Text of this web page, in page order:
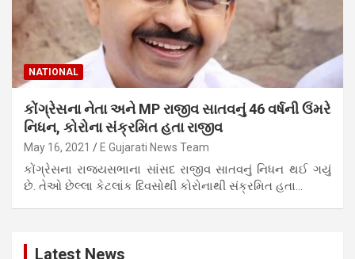
NATIONAL
કોંગ્રેસના નેતા અને MP રાજીવ સાતવનું 46 વર્ષની ઉંમરે
નિધન, કોરોના સંક્રમિત હતા રાજીવ
May 16, 2021 E Gujarati News Team
કોંગ્રેસના રાજ્યસભાના સાંસદ રાજીવ સાતવનું નિધન થઈ ગયું
છે. તેઓ છેલ્લા કેટલાંક દિવસોથી કોરોનાથી સંક્રમિત હતા…
Latest News